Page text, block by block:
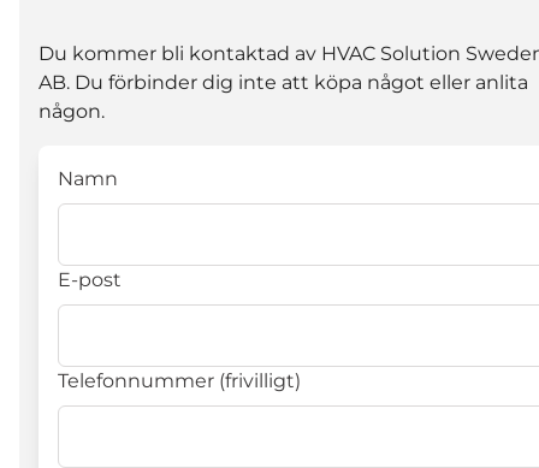
Du kommer bli kontaktad av HVAC Solution
AB. Du förbinder dig inte att köpa något eller anlita
någon.
Namn
E-post
Telefonnummer (frivilligt)